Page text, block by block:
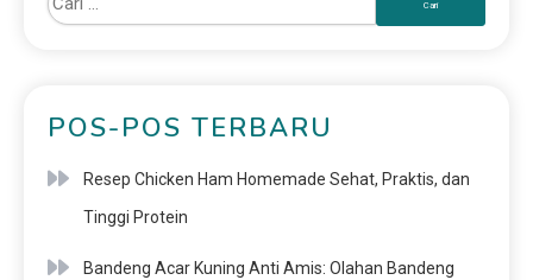
POS-POS TERBARU
Resep Chicken Ham Homemade Sehat, Praktis, dan
Tinggi Protein
Bandeng Acar Kuning Anti Amis: Olahan Bandeng